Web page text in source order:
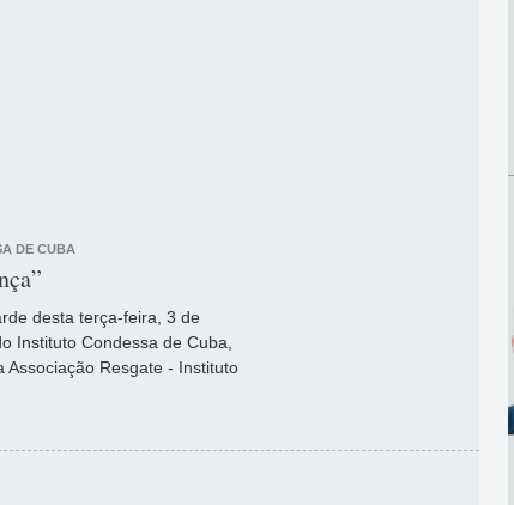
DE CUBA
desta terça-feira, 3 de
Instituto Condessa de Cuba,
Resgate - Instituto